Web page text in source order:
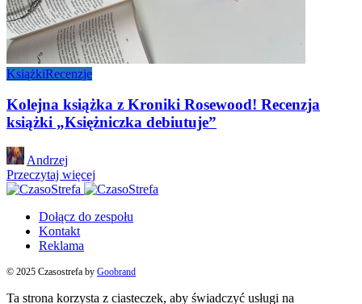
KsiążkiRecenzje
Kolejna książka z Kroniki Rosewood! Recenzja
książki „Księżniczka debiutuje”
Posted
by
Andrzej
Przeczytaj więcej
Dołącz do zespołu
Kontakt
Reklama
© 2025 Czasostrefa by Goobrand
Ta strona korzysta z ciasteczek, aby świadczyć usługi na